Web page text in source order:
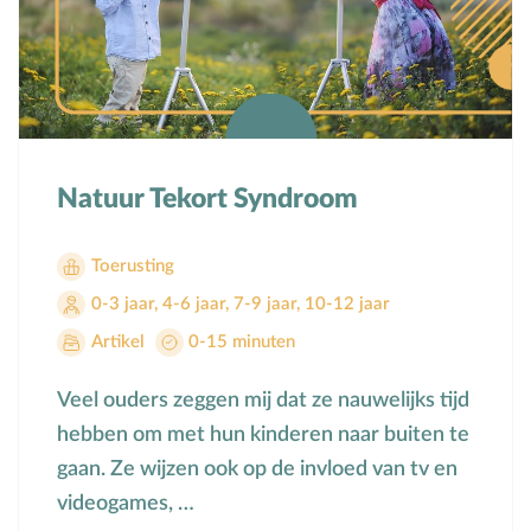
Mensbeeld
Moeder-kindrelatie
Muziek
N
Natuur
Oud & Nieuw
Ouderschap
Pasen
Peuter
Pleeggezin
Probleemgedrag
Puberteit
School
Natuur Tekort Syndroom
Toerusting
0-3 jaar, 4-6 jaar, 7-9 jaar, 10-12 jaar
Artikel 0-15 minuten
Veel ouders zeggen mij dat ze nauwelijks tijd
hebben om met hun kinderen naar buiten te
gaan. Ze wijzen ook op de invloed van tv en
videogames, …